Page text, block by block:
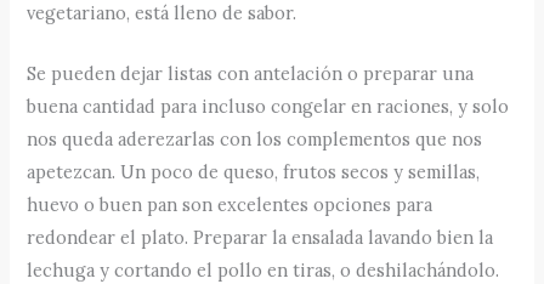
vegetariano, está lleno de sabor.
Se pueden dejar listas con antelación o preparar una
buena cantidad para incluso congelar en raciones, y solo
nos queda aderezarlas con los complementos que nos
apetezcan. Un poco de queso, frutos secos y semillas,
huevo o buen pan son excelentes opciones para
redondear el plato. Preparar la ensalada lavando bien la
lechuga y cortando el pollo en tiras, o deshilachándolo.